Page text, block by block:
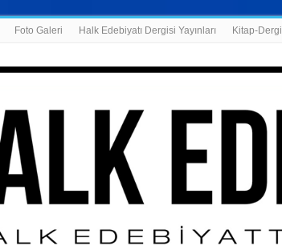
Foto Galeri Halk Edebiyatı Dergisi Yayınları Kitap-Dergi